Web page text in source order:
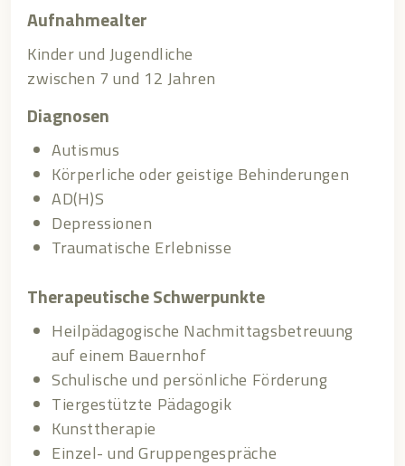
Aufnahmealter
Kinder und Jugendliche
zwischen 7 und 12 Jahren
Diagnosen
Autismus
Körperliche oder geistige Behinderungen
AD(H)S
Depressionen
Traumatische Erlebnisse
Therapeutische Schwerpunkte
Heilpädagogische Nachmittagsbetreuung
auf einem Bauernhof
Schulische und persönliche Förderung
Tiergestützte Pädagogik
Kunsttherapie
Einzel- und Gruppengespräche